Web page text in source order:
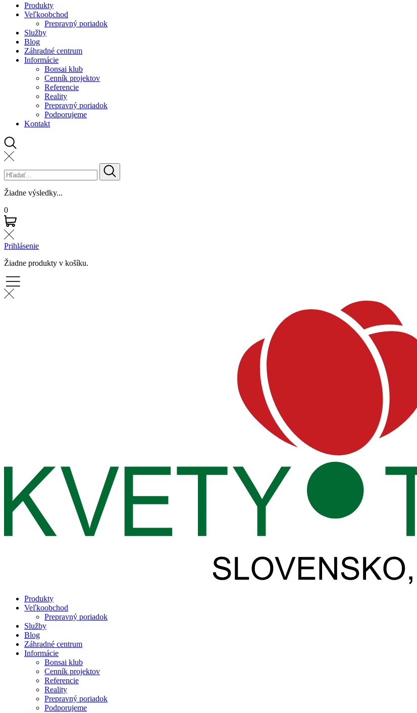
Produkty
Veľkoobchod
Prepravný poriadok
Služby
Blog
Záhradné centrum
Informácie
Bonsai klub
Cenník projektov
Referencie
Reality
Prepravný poriadok
Podporujeme
Kontakt
Žiadne výsledky...
0
Prihlásenie
Žiadne produkty v košíku.
Produkty
Veľkoobchod
Prepravný poriadok
Služby
Blog
Záhradné centrum
Informácie
Bonsai klub
Cenník projektov
Referencie
Reality
Prepravný poriadok
Podporujeme